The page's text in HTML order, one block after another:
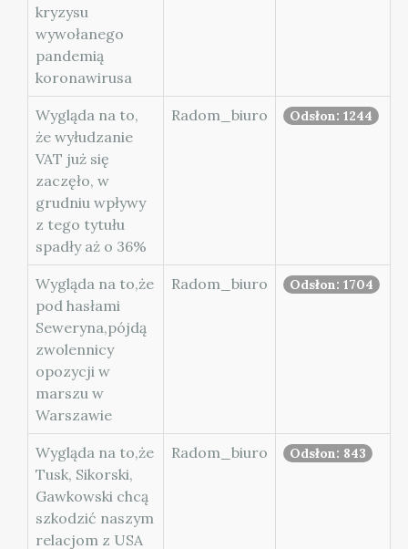
kryzysu
wywołanego
pandemią
koronawirusa
Wygląda na to,
że wyłudzanie
VAT już się
zaczęło, w
grudniu wpływy
z tego tytułu
spadły aż o 36%
Radom_biuro Odsłon: 1244
Wygląda na to,że
pod hasłami
Seweryna,pójdą
zwolennicy
opozycji w
marszu w
Warszawie
Radom_biuro Odsłon: 1704
Wygląda na to,że
Tusk, Sikorski,
Gawkowski chcą
szkodzić naszym
relacjom z USA
Radom_biuro Odsłon: 843